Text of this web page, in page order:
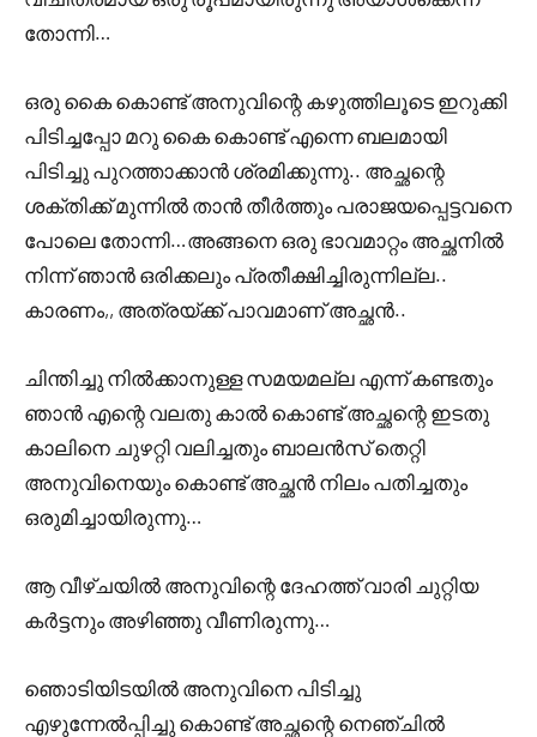
തോന്നി…
ഒരു കൈ കൊണ്ട് അനുവിന്റെ കഴുത്തിലൂടെ ഇറുക്കി
പിടിച്ചപ്പോ മറു കൈ കൊണ്ട് എന്നെ ബലമായി
പിടിച്ചു പുറത്താക്കാൻ ശ്രമിക്കുന്നു.. അച്ഛന്റെ
ശക്തിക്ക് മുന്നിൽ താൻ തീർത്തും പരാജയപ്പെട്ടവനെ
പോലെ തോന്നി…അങ്ങനെ ഒരു ഭാവമാറ്റം അച്ഛനിൽ
നിന്ന് ഞാൻ ഒരിക്കലും പ്രതീക്ഷിച്ചിരുന്നില്ല..
കാരണം,, അത്രയ്ക്ക് പാവമാണ് അച്ഛൻ..
ചിന്തിച്ചു നിൽക്കാനുള്ള സമയമല്ല എന്ന് കണ്ടതും
ഞാൻ എന്റെ വലതു കാൽ കൊണ്ട് അച്ഛന്റെ ഇടതു
കാലിനെ ചുഴറ്റി വലിച്ചതും ബാലൻസ് തെറ്റി
അനുവിനെയും കൊണ്ട് അച്ഛൻ നിലം പതിച്ചതും
ഒരുമിച്ചായിരുന്നു…
ആ വീഴ്ചയിൽ അനുവിന്റെ ദേഹത്ത് വാരി ചുറ്റിയ
കർട്ടനും അഴിഞ്ഞു വീണിരുന്നു…
ഞൊടിയിടയിൽ അനുവിനെ പിടിച്ചു
എഴുന്നേൽപ്പിച്ചു കൊണ്ട് അച്ഛന്റെ നെഞ്ചിൽ